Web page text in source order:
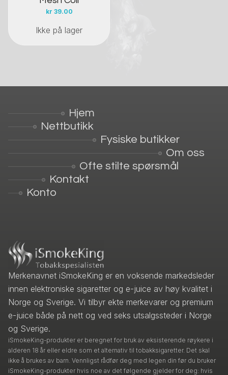
kr 39.00
Ikke på lager
Hjem
Nettbutikk
Fysiske butikker
Om oss
Ofte stilte spørsmål
Kontakt
Konto
Merkenavnet iSmokeKing er en voksende markedsleder
innen elektroniske sigaretter og e-juice av høy kvalitet i
Norge og Sverige. Vi tilbyr ekte merkevarer og premium
e-juice både på nett og ved seks utsalgssteder i Norge
og Sverige.
iSmokeKing-produkter er beregnet for bruk av eksisterende røykere i
alderen 18 år eller eldre som et alternativ til tobakksigaretter. Det skal
ikke å brukes av barn. Vennligst rådfør deg med legen din før du bruker
iSmokeKing-produkter hvis noe av det følgende gjelder for deg: hvis